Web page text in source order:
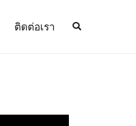
ติดต่อเรา